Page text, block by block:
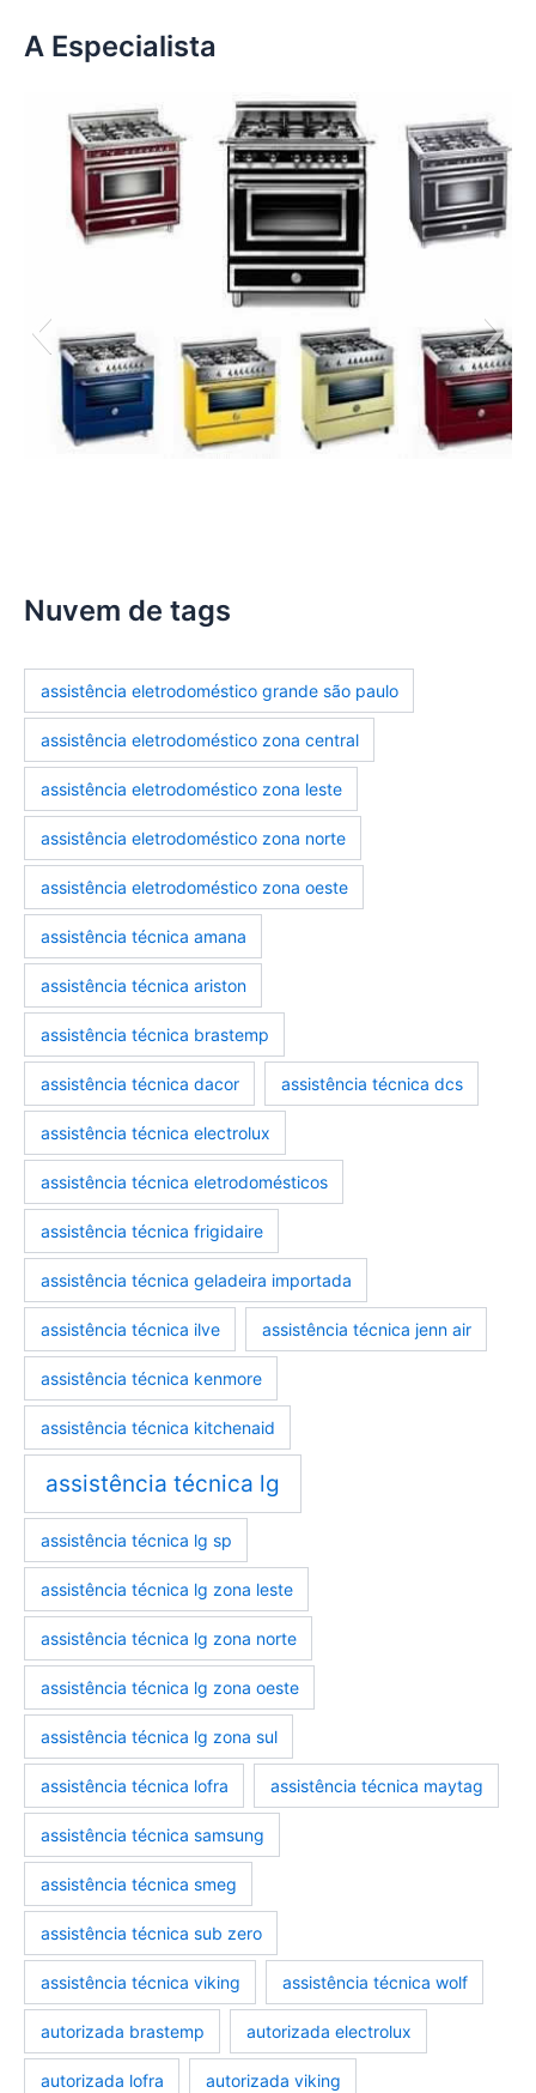
A Especialista
assistencia-tecnica-fogoes
assistencia-tecnica-eletrodomesticos
marcas-eletrodomesticos
Nuvem de tags
assistência eletrodoméstico grande são paulo
assistência eletrodoméstico zona central
assistência eletrodoméstico zona leste
assistência eletrodoméstico zona norte
assistência eletrodoméstico zona oeste
assistência técnica amana
assistência técnica ariston
assistência técnica brastemp
assistência técnica dacor assistência técnica dcs
assistência técnica electrolux
assistência técnica eletrodomésticos
assistência técnica frigidaire
assistência técnica geladeira importada
assistência técnica ilve assistência técnica jenn air
assistência técnica kenmore
assistência técnica kitchenaid
assistência técnica lg
assistência técnica lg sp
assistência técnica lg zona leste
assistência técnica lg zona norte
assistência técnica lg zona oeste
assistência técnica lg zona sul
assistência técnica lofra assistência técnica maytag
assistência técnica samsung
assistência técnica smeg
assistência técnica sub zero
assistência técnica viking assistência técnica wolf
autorizada brastemp autorizada electrolux
autorizada lofra autorizada viking